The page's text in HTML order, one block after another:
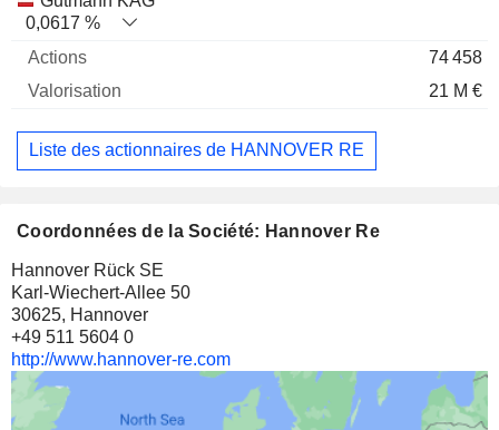
0,0617 %
74 458
21 M €
Liste des actionnaires de HANNOVER RE
Coordonnées de la Société: Hannover Re
Hannover Rück SE
Karl-Wiechert-Allee 50
30625, Hannover
+49 511 5604 0
http://www.hannover-re.com